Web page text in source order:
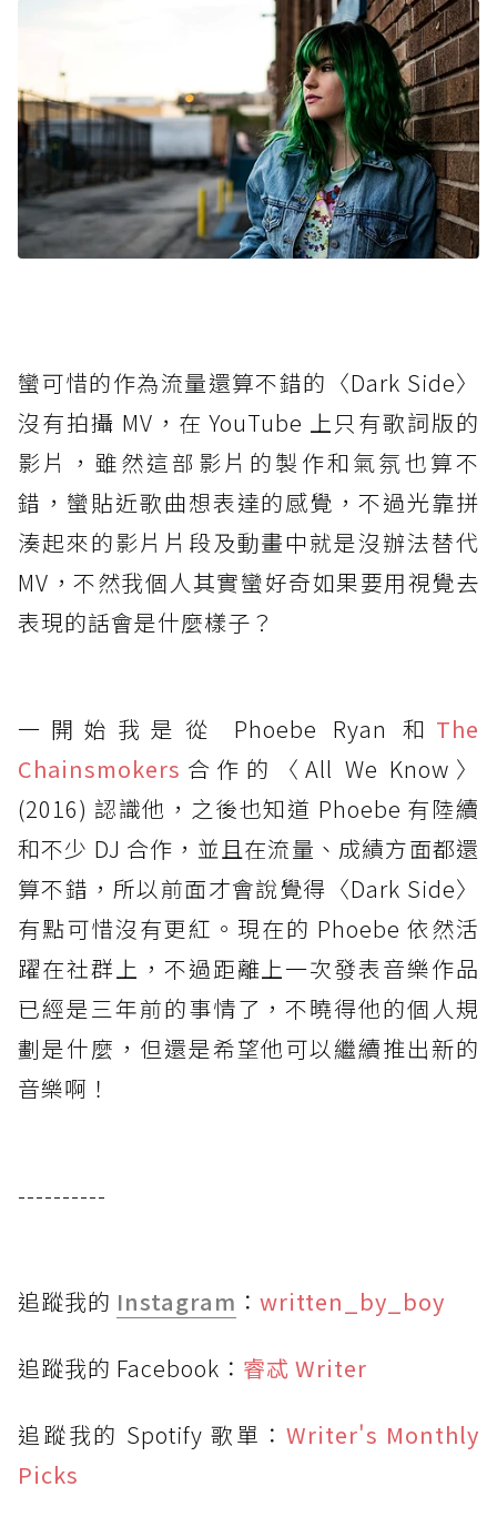
蠻可惜的作為流量還算不錯的〈Dark Side〉
沒有拍攝 MV，在 YouTube 上只有歌詞版的
影片，雖然這部影片的製作和氣氛也算不
錯，蠻貼近歌曲想表達的感覺，不過光靠拼
湊起來的影片片段及動畫中就是沒辦法替代
MV，不然我個人其實蠻好奇如果要用視覺去
表現的話會是什麼樣子？
一開始我是從 Phoebe Ryan 和 The
Chainsmokers 合作的〈All We Know〉
(2016) 認識他，之後也知道 Phoebe 有陸續
和不少 DJ 合作，並且在流量、成績方面都還
算不錯，所以前面才會說覺得〈Dark Side〉
有點可惜沒有更紅。現在的 Phoebe 依然活
躍在社群上，不過距離上一次發表音樂作品
已經是三年前的事情了，不曉得他的個人規
劃是什麼，但還是希望他可以繼續推出新的
音樂啊！
----------
追蹤我的 Instagram ： written_by_boy
追蹤我的 Facebook： 睿忒 Writer
追蹤我的 Spotify 歌單：Writer's Monthly
Picks